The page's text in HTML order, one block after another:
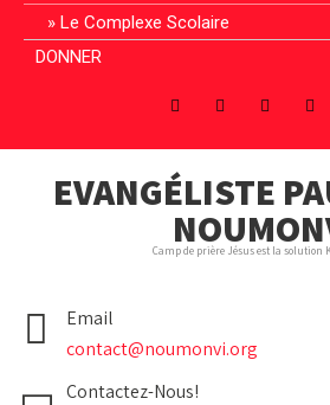
Le Complexe Scolaire
DONNER
EVANGÉLISTE
Camp de prière Jésus est la solution
Email
contact@noumonvi.org
Contactez-Nous!